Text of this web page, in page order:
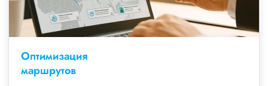
Оптимизация
маршрутов